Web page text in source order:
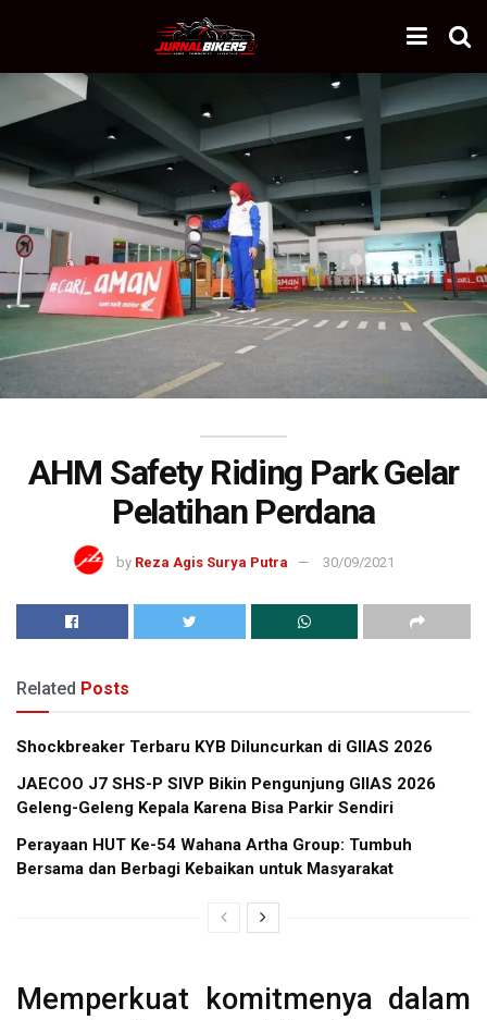
AHM Safety Riding Park Gelar
Pelatihan Perdana
by Reza Agis Surya Putra 30/09/2021
Related Posts
Shockbreaker Terbaru KYB Diluncurkan di GIIAS 2026
JAECOO J7 SHS-P SIVP Bikin Pengunjung GIIAS 2026
Geleng-Geleng Kepala Karena Bisa Parkir Sendiri
Perayaan HUT Ke-54 Wahana Artha Group: Tumbuh
Bersama dan Berbagi Kebaikan untuk Masyarakat
Memperkuat komitmenya dalam